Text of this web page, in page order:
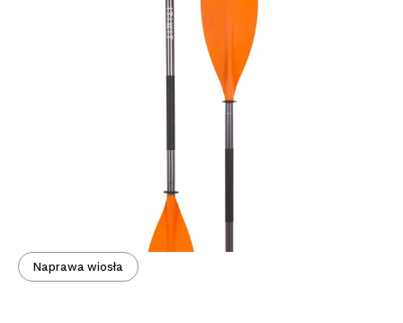
Naprawa wiosła